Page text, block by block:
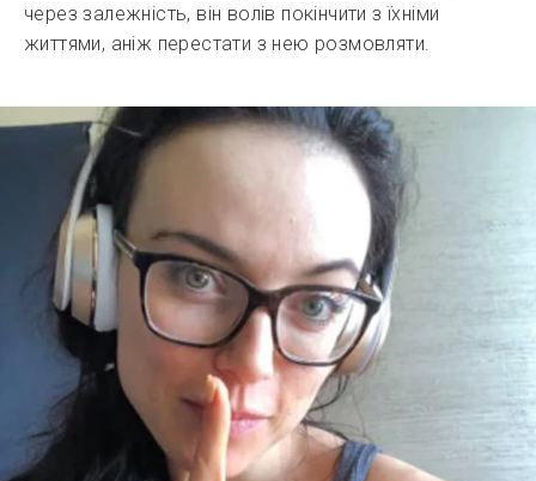
через залежність, він волів покінчити з їхніми
життями, аніж перестати з нею розмовляти.